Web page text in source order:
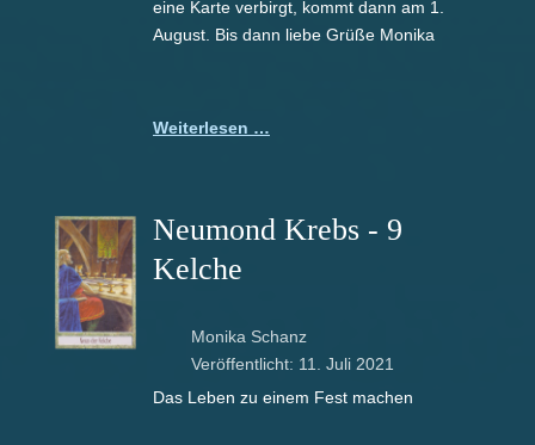
eine Karte verbirgt, kommt dann am 1.
August. Bis dann liebe Grüße Monika
Weiterlesen …
Neumond Krebs - 9
Kelche
Monika Schanz
Veröffentlicht: 11. Juli 2021
Das Leben zu einem Fest machen